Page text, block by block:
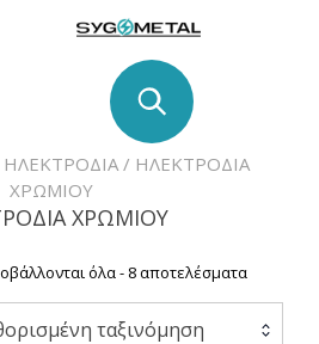
ΗΛΕΚΤΡΌΔΙΑ/ ΗΛΕΚΤΡΟΔΙΑ
ΧΡΩΜΙΟΥ
ΧΡΩΜΙΟΥ
όλα - 8 αποτελέσματα
ταξινόμηση